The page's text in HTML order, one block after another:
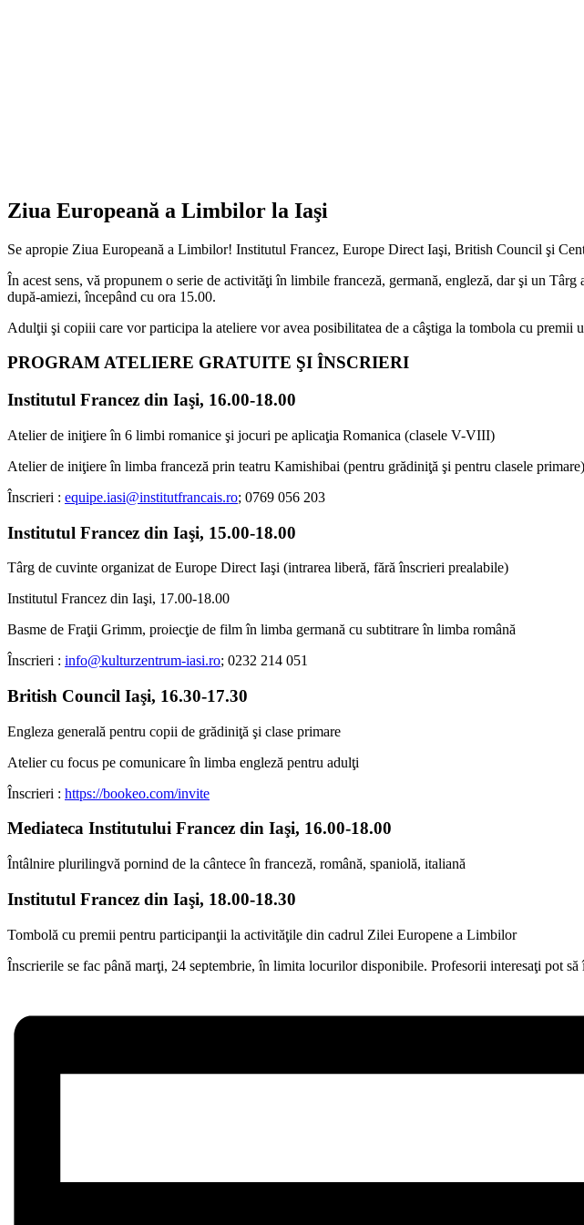
Ziua Europeană a Limbilor la Iaşi
Se apropie Ziua Europeană a Limbilor! Institutul Francez, Europe Direct Iaşi, British Council şi
În acest sens, vă propunem o serie de activităţi în limbile franceză, germană, engleză, dar şi un
după-amiezi, începând cu ora 15.00.
Adulţii şi copiii care vor participa la ateliere vor avea posibilitatea de a câştiga la tombola cu premii
PROGRAM ATELIERE GRATUITE ŞI ÎNSCRIERI
Institutul Francez din Iaşi, 16.00-18.00
Atelier de iniţiere în 6 limbi romanice şi jocuri pe aplicaţia Romanica (clasele V-VIII)
Atelier de iniţiere în limba franceză prin teatru Kamishibai (pentru grădiniţă şi pentru clasele primare)
Înscrieri : equipe.iasi@institutfrancais.ro; 0769 056 203
Institutul Francez din Iaşi, 15.00-18.00
Târg de cuvinte organizat de Europe Direct Iaşi (intrarea liberă, fără înscrieri prealabile)
Institutul Francez din Iaşi, 17.00-18.00
Basme de Fraţii Grimm, proiecţie de film în limba germană cu subtitrare în limba română
Înscrieri : info@kulturzentrum-iasi.ro; 0232 214 051
British Council Iaşi, 16.30-17.30
Engleza generală pentru copii de grădiniţă şi clase primare
Atelier cu focus pe comunicare în limba engleză pentru adulţi
Înscrieri : https://bookeo.com/invite
Mediateca Institutului Francez din Iaşi, 16.00-18.00
Întâlnire plurilingvă pornind de la cântece în franceză, română, spaniolă, italiană
Institutul Francez din Iaşi, 18.00-18.30
Tombolă cu premii pentru participanţii la activităţile din cadrul Zilei Europene a Limbilor
Înscrierile se fac până marţi, 24 septembrie, în limita locurilor disponibile. Profesorii interesaţi pot